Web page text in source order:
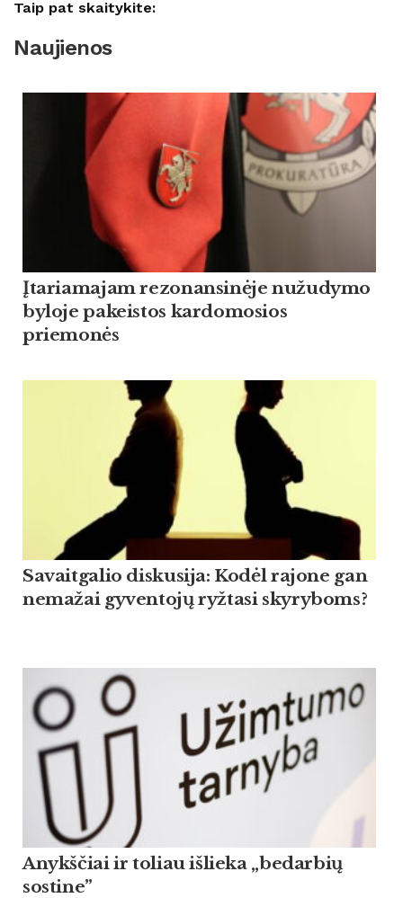
Taip pat skaitykite:
Naujienos
Įtariamajam rezonansinėje nužudymo
byloje pakeistos kardomosios
priemonės
Savaitgalio diskusija: Kodėl rajone gan
nemažai gyventojų ryžtasi skyryboms?
Anykščiai ir toliau išlieka „bedarbių
sostine”